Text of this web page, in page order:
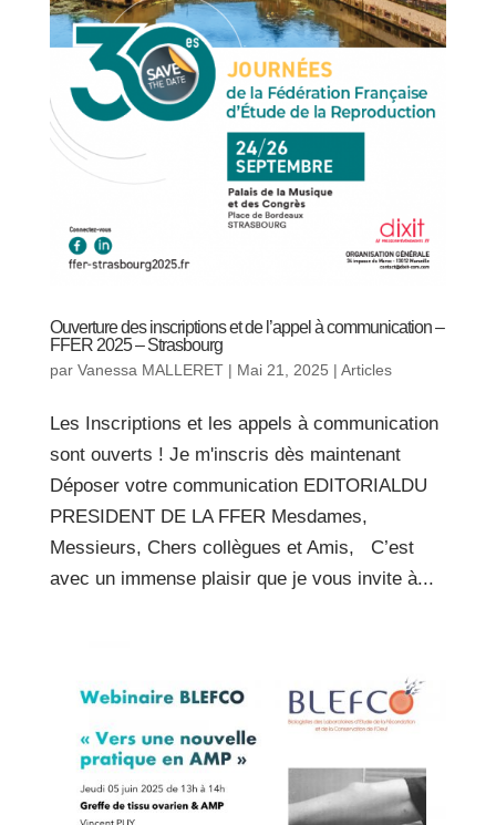
Ouverture des inscriptions et de l’appel à communication –
FFER 2025 – Strasbourg
par Vanessa MALLERET| Mai 21, 2025 | Articles
Les Inscriptions et les appels à communication
sont ouverts ! Je m'inscris dès maintenant
Déposer votre communication EDITORIALDU
PRESIDENT DE LA FFER Mesdames,
Messieurs, Chers collègues et Amis, C’est
avec un immense plaisir que je vous invite à...